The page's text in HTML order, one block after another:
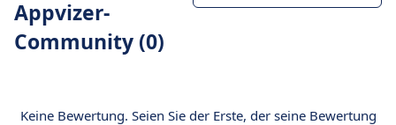
Appvizer-
Community (0)
Keine Bewertung. Seien Sie der Erste, der seine Bewertung